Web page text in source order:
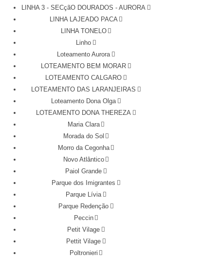
LINHA 3 - SECçãO DOURADOS - AURORA
LINHA LAJEADO PACA
LINHA TONELO
Linho
Loteamento Aurora
LOTEAMENTO BEM MORAR
LOTEAMENTO CALGARO
LOTEAMENTO DAS LARANJEIRAS
Loteamento Dona Olga
LOTEAMENTO DONA THEREZA
Maria Clara
Morada do Sol
Morro da Cegonha
Novo Atlântico
Paiol Grande
Parque dos Imigrantes
Parque Lívia
Parque Redenção
Peccin
Petit Vilage
Pettit Vilage
Poltronieri